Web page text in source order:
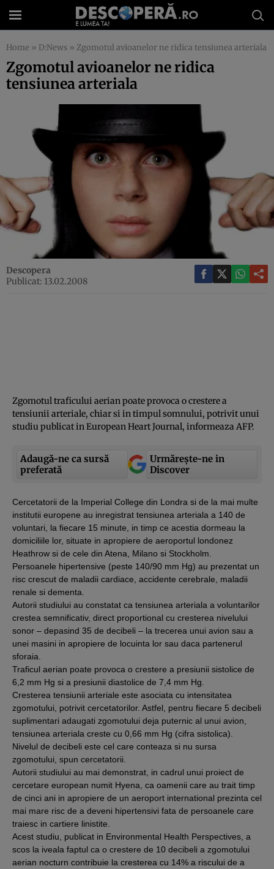
Home » D:News » Zgomotul avioanelor ne ridica tensiunea arteriala
Zgomotul avioanelor ne ridica
tensiunea arteriala
Descopera
Publicat: 13.02.2008
Zgomotul traficului aerian poate provoca o crestere a
tensiunii arteriale, chiar si in timpul somnului, potrivit unui
studiu publicat in European Heart Journal, informeaza AFP.
Adaugă-ne ca sursă
preferată
Urmărește-ne in
Discover
Cercetatorii de la Imperial College din Londra si de la mai multe
institutii europene au inregistrat tensiunea arteriala a 140 de
voluntari, la fiecare 15 minute, in timp ce acestia dormeau la
domiciliile lor, situate in apropiere de aeroportul londonez
Heathrow si de cele din Atena, Milano si Stockholm.
Persoanele hipertensive (peste 140/90 mm Hg) au prezentat un
risc crescut de maladii cardiace, accidente cerebrale, maladii
renale si dementa.
Autorii studiului au constatat ca tensiunea arteriala a voluntarilor
crestea semnificativ, direct proportional cu cresterea nivelului
sonor – depasind 35 de decibeli – la trecerea unui avion sau a
unei masini in apropiere de locuinta lor sau daca partenerul
sforaia.
Traficul aerian poate provoca o crestere a presiunii sistolice de
6,2 mm Hg si a presiunii diastolice de 7,4 mm Hg.
Cresterea tensiunii arteriale este asociata cu intensitatea
zgomotului, potrivit cercetatorilor. Astfel, pentru fiecare 5 decibeli
suplimentari adaugati zgomotului deja puternic al unui avion,
tensiunea arteriala creste cu 0,66 mm Hg (cifra sistolica).
Nivelul de decibeli este cel care conteaza si nu sursa
zgomotului, spun cercetatorii.
Autorii studiului au mai demonstrat, in cadrul unui proiect de
cercetare european numit Hyena, ca oamenii care au trait timp
de cinci ani in apropiere de un aeroport international prezinta cel
mai mare risc de a deveni hipertensivi fata de persoanele care
traiesc in cartiere linistite.
Acest studiu, publicat in Environmental Health Perspectives, a
scos la iveala faptul ca o crestere de 10 decibeli a zgomotului
aerian nocturn contribuie la cresterea cu 14% a riscului de a